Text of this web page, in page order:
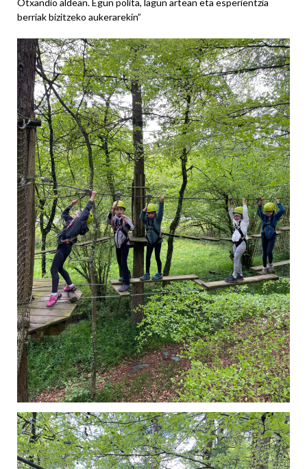
Otxandio aldean. Egun polita, lagun artean eta esperientzia
berriak bizitzeko aukerarekin”